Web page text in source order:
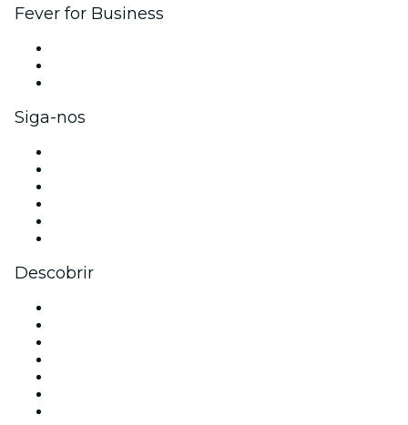
Fever for Business
Siga-nos
Descobrir